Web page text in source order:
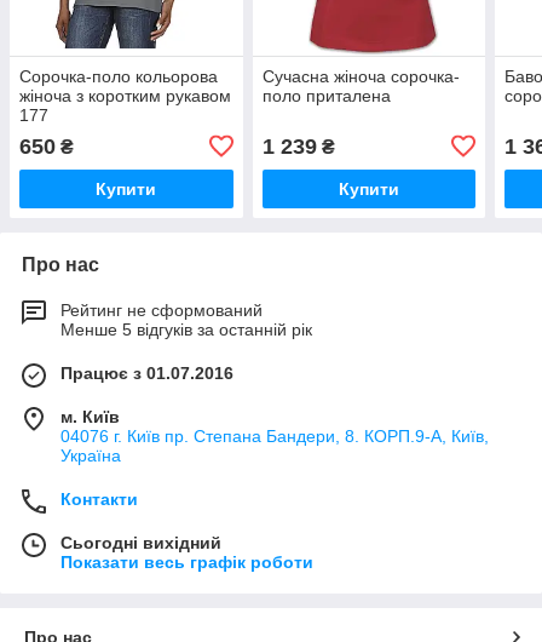
Сорочка-поло кольорова
жіноча з коротким рукавом
177
650 ₴
Купити
Сучасна жіноча сорочка-
поло приталена
1 239₴
Купити
1
Про нас
Рейтинг не сформований
Менше 5 відгуків за останній рік
Працює з 01.07.2016
м. Київ
04076 г. Київ пр. Степана Бандери, 8. КОРП.9-А, Київ,
Україна
Контакти
Сьогодні вихідний
Показати весь графік роботи
Про нас